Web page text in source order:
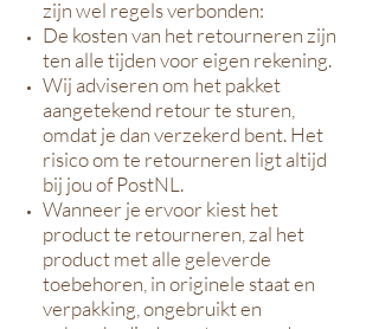
zijn wel regels verbonden:
De kosten van het retourneren zijn
ten alle tijden voor eigen rekening.
Wij adviseren om het pakket
aangetekend retour te sturen,
omdat je dan verzekerd bent. Het
risico om te retourneren ligt altijd
bij jou of PostNL.
Wanneer je ervoor kiest het
product te retourneren, zal het
product met alle geleverde
toebehoren, in originele staat en
verpakking, ongebruikt en